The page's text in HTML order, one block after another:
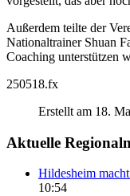
Außerdem teilte der
Nationaltrainer Shuan
Coaching unterstützen
250518.fx
Erstellt am 18.
Aktuelle
Hildesheim
10:54